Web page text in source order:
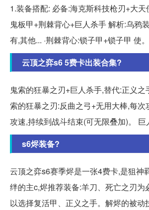
1.装备搭配: 必备:海克斯科技枪刃+大
鬼板甲+荆棘背心+巨人杀手 解析:乌鸦
有,其他... ·荆棘背心:锁子甲+锁子甲 使。
云顶之弈s6 5费卡出装合集?
鬼索的狂暴之刃+巨人杀手,替代:正义
索的狂暴之刃:反曲之弓+无用大棒,每
攻速,持续到战斗结束(可无限叠加)。 巨
s6烬装备?
云顶之弈s6赛季烬是一张4费卡,是狙神
绊的主c,烬推荐装备:羊刀、死亡之刃为
以选择复活甲、正义之手。解烬的被动